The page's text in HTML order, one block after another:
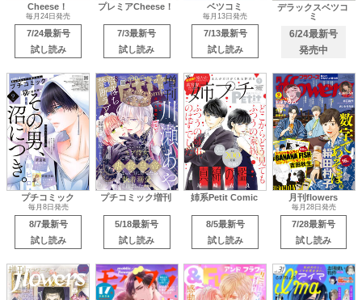
Cheese！
毎月24日発売
7/24最新号
試し読み
プレミアCheese！
7/3最新号
試し読み
ベツコミ
毎月13日発売
7/13最新号
試し読み
デラックスベツコ
ミ
6/24最新号
発売中
プチコミック
毎月8日発売
8/7最新号
試し読み
プチコミック増刊
5/18最新号
試し読み
姉系Petit Comic
8/5最新号
試し読み
月刊flowers
毎月28日発売
7/28最新号
試し読み